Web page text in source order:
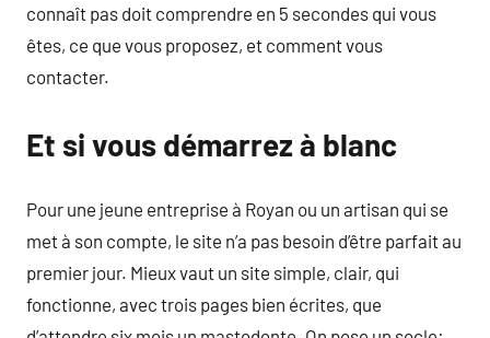
connaît pas doit comprendre en 5 secondes qui vous
êtes, ce que vous proposez, et comment vous
contacter.
Et si vous démarrez à blanc
Pour une jeune entreprise à Royan ou un artisan qui se
met à son compte, le site n’a pas besoin d’être parfait au
premier jour. Mieux vaut un site simple, clair, qui
fonctionne, avec trois pages bien écrites, que